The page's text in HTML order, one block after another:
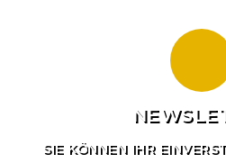
SIE KÖNNEN IHR